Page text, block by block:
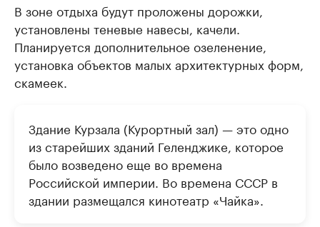
В зоне отдыха будут проложены дорожки,
установлены теневые навесы, качели.
Планируется дополнительное озеленение,
установка объектов малых архитектурных форм,
скамеек.
Здание Курзала (Курортный зал) — это одно
из старейших зданий Геленджике, которое
было возведено еще во времена
Российской империи. Во времена СССР в
здании размещался кинотеатр «Чайка».